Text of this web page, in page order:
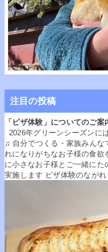
注目の投稿
「ピザ体験」についてのご
2026年グリーンシーズンに
♫ 自分でつくる・家族みんな
れになりがちなお子様の食
に小さなお子様とご一緒に
実施します ピザ体験のなが